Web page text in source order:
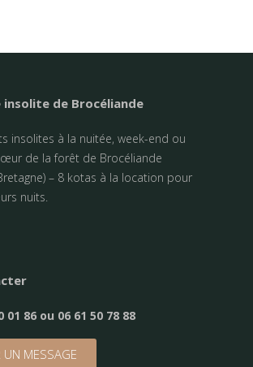
insolite de Brocéliande
insolites à la nuitée, week-end ou
de la forêt de Brocéliande
– 8 kotas à la location pour
nuits.
01 86 ou 06 61 50 78 88
UN MESSAGE